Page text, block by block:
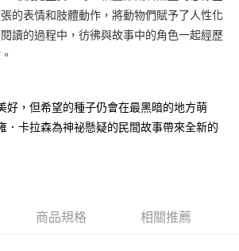
含以上)免運費
含以上)免運費
的表情和肢體動作，將動物們賦予了人性化
讀的過程中，彷彿與故事中的角色一起經歷
好，但希望的種子仍會在最黑暗的地方萌
．卡拉森為神祕懸疑的民間故事帶來全新的
商品規格 相關推薦